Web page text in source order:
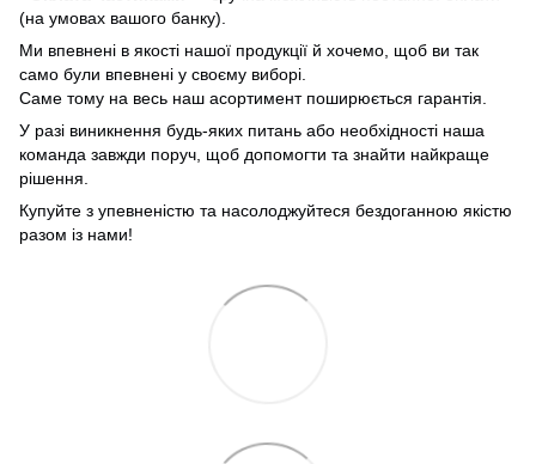
(на умовах вашого банку).
Ми впевнені в якості нашої продукції й хочемо, щоб ви так
само були впевнені у своєму виборі.
Саме тому на весь наш асортимент поширюється гарантія.
У разі виникнення будь-яких питань або необхідності наша
команда завжди поруч, щоб допомогти та знайти найкраще
рішення.
Купуйте з упевненістю та насолоджуйтеся бездоганною якістю
разом із нами!